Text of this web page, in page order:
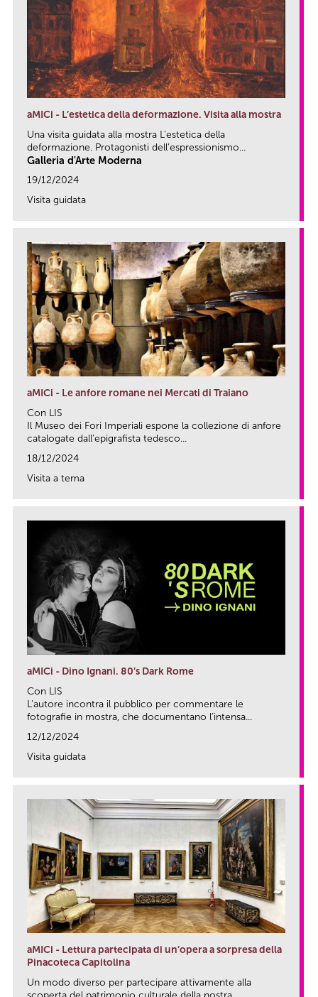
aMICi - L’estetica della deformazione. Visita alla mostra
Una visita guidata alla mostra L’estetica della
deformazione. Protagonisti dell’espressionismo...
Galleria d'Arte Moderna
19/12/2024
Visita guidata
aMICi - Le anfore romane nei Mercati di Traiano
Con LIS
Il Museo dei Fori Imperiali espone la collezione di anfore
catalogate dall’epigrafista tedesco...
18/12/2024
Visita a tema
aMICi - Dino Ignani. 80’s Dark Rome
Con LIS
L’autore incontra il pubblico per commentare le
fotografie in mostra, che documentano l’intensa...
12/12/2024
Visita guidata
aMICi - Lettura partecipata di un’opera a sorpresa della
Pinacoteca Capitolina
Un modo diverso per partecipare attivamente alla